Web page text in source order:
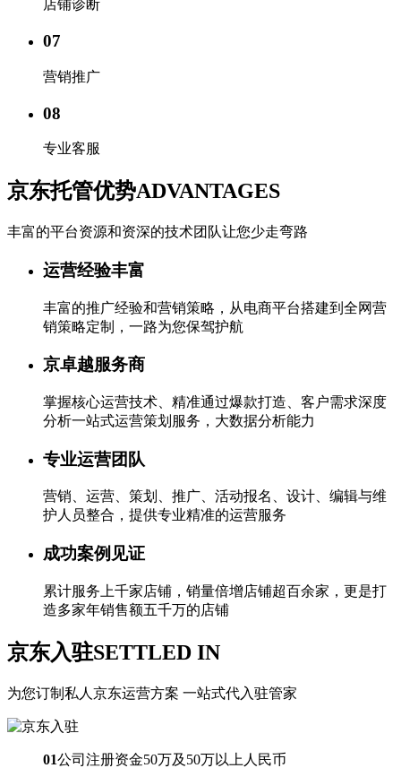
店铺诊断
07
营销推广
08
专业客服
京东托管优势ADVANTAGES
丰富的平台资源和资深的技术团队让您少走弯路
运营经验丰富
丰富的推广经验和营销策略，从电商平台搭建到全网营
销策略定制，一路为您保驾护航
京卓越服务商
掌握核心运营技术、精准通过爆款打造、客户需求深度
分析一站式运营策划服务，大数据分析能力
专业运营团队
营销、运营、策划、推广、活动报名、设计、编辑与维
护人员整合，提供专业精准的运营服务
成功案例见证
累计服务上千家店铺，销量倍增店铺超百余家，更是打
造多家年销售额五千万的店铺
京东入驻SETTLED IN
为您订制私人京东运营方案 一站式代入驻管家
01公司注册资金50万及50万以上人民币